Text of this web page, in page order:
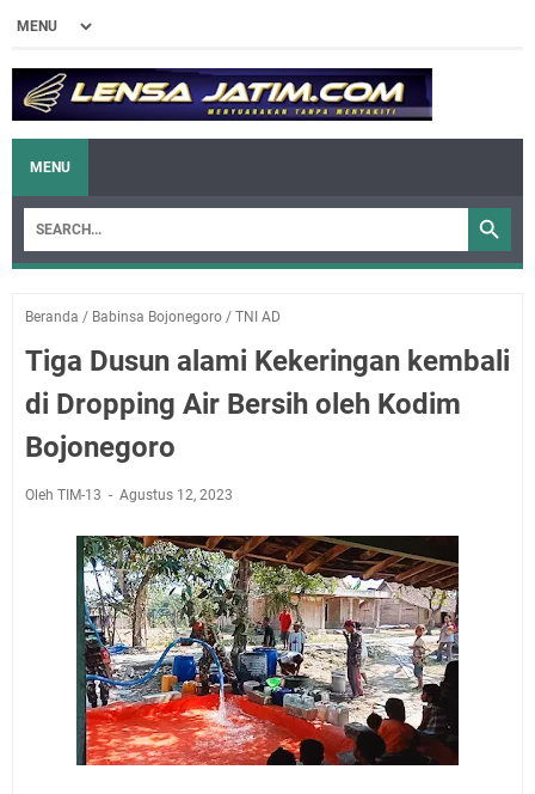
MENU
Beranda / Babinsa Bojonegoro / TNI AD
Tiga Dusun alami Kekeringan kembali
di Dropping Air Bersih oleh Kodim
Bojonegoro
Oleh TIM-13 Agustus 12, 2023